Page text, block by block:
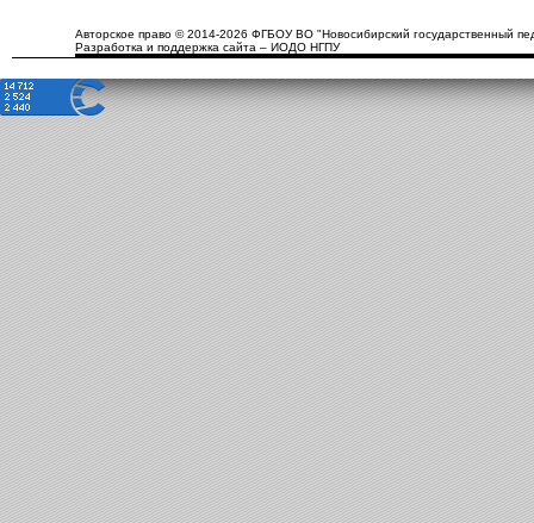
Авторское право © 2014-2026 ФГБОУ ВО "Новосибирский государственный
Разработка и поддержка сайта – ИОДО НГПУ